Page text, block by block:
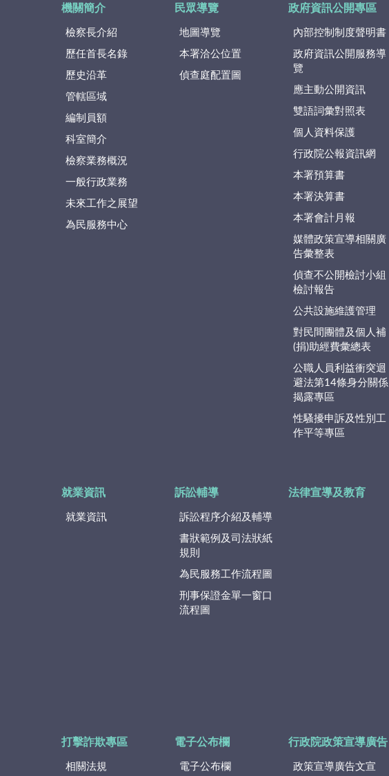
機關簡介
檢察長介紹
歷任首長名錄
歷史沿革
管轄區域
編制員額
科室簡介
檢察業務概況
一般行政業務
未來工作之展望
為民服務中心
民眾導覽
地圖導覽
本署洽公位置
偵查庭配置圖
政府資訊公開專區
內部控制制度聲明書
政府資訊公開服務導
覽
應主動公開資訊
雙語詞彙對照表
個人資料保護
行政院公報資訊網
本署預算書
本署決算書
本署會計月報
媒體政策宣導相關廣
告彙整表
偵查不公開檢討小組
檢討報告
公共設施維護管理
對民間團體及個人補
(捐)助經費彙總表
公職人員利益衝突迴
避法第14條身分關係
揭露專區
性騷擾申訴及性別工
作平等專區
就業資訊
就業資訊
訴訟輔導
訴訟程序介紹及輔導
書狀範例及司法狀紙
規則
為民服務工作流程圖
刑事保證金單一窗口
流程圖
法律宣導及教育
打擊詐欺專區
相關法規
電子公布欄
電子公布欄
行政院政策宣導廣告
政策宣導廣告文宣